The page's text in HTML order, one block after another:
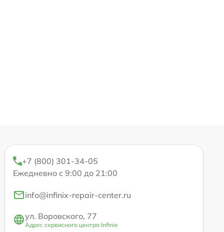
+7 (800) 301-34-05
Ежедневно с 9:00 до 21:00
info@infinix-repair-center.ru
ул. Воровского, 77
Адрес сервисного центра Infinix